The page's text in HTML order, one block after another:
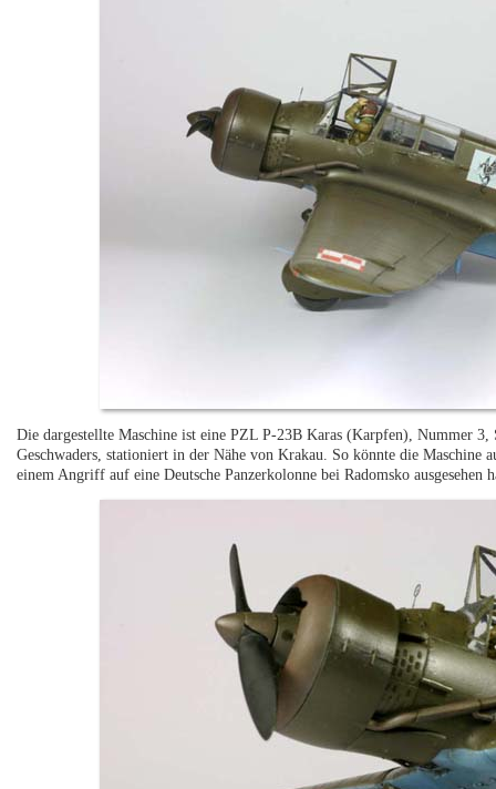
Die dargestellte Maschine ist eine PZL P-23B Karas (Karpfen), Nummer
Geschwaders, stationiert in der Nähe von Krakau. So könnte die
einem Angriff auf eine Deutsche Panzerkolonne bei Radomsko ausgesehen